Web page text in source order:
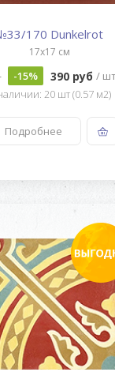
170 Dunkelrot
17x17 см
-15% 390 руб/
20 шт (0.57 м2)
Подробнее